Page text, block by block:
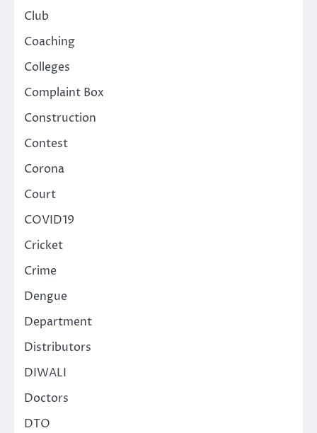
Club
Coaching
Colleges
Complaint Box
Construction
Contest
Corona
Court
COVID19
Cricket
Crime
Dengue
Department
Distributors
DIWALI
Doctors
DTO